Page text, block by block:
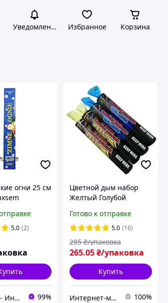
Уведомления Избранное Корзина
огни 25 см
5.0 (2)
Пиротех - Интернет-магазин 99%
Цветной дым набор
Желтый Голубой
Blue smoking fountain
60 с, 4 шт/уп
Готово к отправке
5.0 (16)
265.05₴/упаковка
285 ₴/упаковка
Купить
Интернет-магазин "Chika Boom" 100%